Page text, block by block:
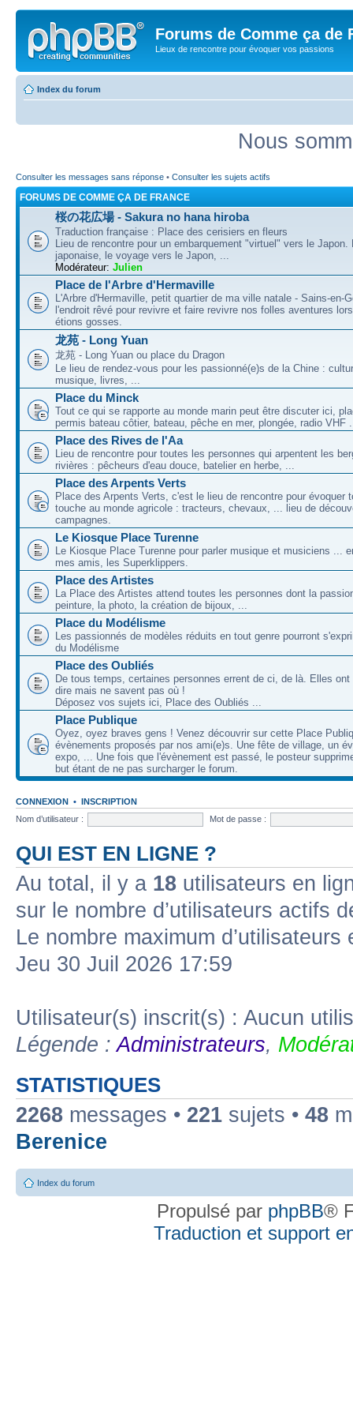
Forums de Comme ça de
Lieux de rencontre pour évoquer vos passions
Index du forum
Nous
Consulter les messages sans réponse • Consulter les sujets actifs
FORUMS DE COMME ÇA DE FRANCE
桜の花広場 - Sakura no hana hiroba
Traduction française : Place des cerisiers en fleurs
Lieu de rencontre pour un embarquement "virtuel" vers le Japon.
japonaise, le voyage vers le Japon, ...
Modérateur: Julien
Place de l'Arbre d'Hermaville
L'Arbre d'Hermaville, petit quartier de ma ville natale - Sains-en-
l'endroit rêvé pour revivre et faire revivre nos folles aventures
étions gosses.
龙苑 - Long Yuan
龙苑 - Long Yuan ou place du Dragon
Le lieu de rendez-vous pour les passionné(e)s de la Chine :
musique, livres, ...
Place du Minck
Tout ce qui se rapporte au monde marin peut être discuter ici,
permis bateau côtier, bateau, pêche en mer, plongée, radio VHF
Place des Rives de l'Aa
Lieu de rencontre pour toutes les personnes qui arpentent les
rivières : pêcheurs d'eau douce, batelier en herbe, ...
Place des Arpents Verts
Place des Arpents Verts, c'est le lieu de rencontre pour évoquer
touche au monde agricole : tracteurs, chevaux, ... lieu de
campagnes.
Le Kiosque Place Turenne
Le Kiosque Place Turenne pour parler musique et musiciens ...
mes amis, les Superklippers.
Place des Artistes
La Place des Artistes attend toutes les personnes dont la
peinture, la photo, la création de bijoux, ...
Place du Modélisme
Les passionnés de modèles réduits en tout genre pourront
du Modélisme
Place des Oubliés
De tous temps, certaines personnes errent de ci, de là. Elles
dire mais ne savent pas où !
Déposez vos sujets ici, Place des Oubliés ...
Place Publique
Oyez, oyez braves gens ! Venez découvrir sur cette Place
évènements proposés par nos ami(e)s. Une fête de village, un
expo, ... Une fois que l'évènement est passé, le posteur
but étant de ne pas surcharger le forum.
CONNEXION • INSCRIPTION
Nom d’utilisateur :
Mot de passe :
QUI EST EN LIGNE ?
Au total, il y a 18 utilisateurs en
sur le nombre d’utilisateurs actifs
Le nombre maximum
Jeu 30 Juil 2026 17:59
Utilisateur(s) inscrit(s) : Aucun
Légende :Administrateurs,
STATISTIQUES
2268 messages • 221 sujets • 48
Berenice
Index du forum
Propulsé par phpBB®
Traduction et support